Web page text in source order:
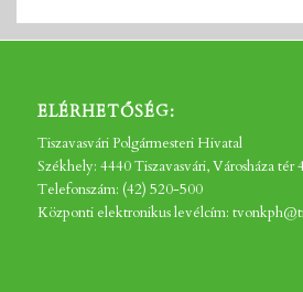
ELÉRHETŐSÉG:
Tiszavasvári Polgármesteri Hivatal
Székhely: 4440 Tiszavasvári, Városháza tér
Telefonszám: (42) 520-500
Központi elektronikus levélcím: